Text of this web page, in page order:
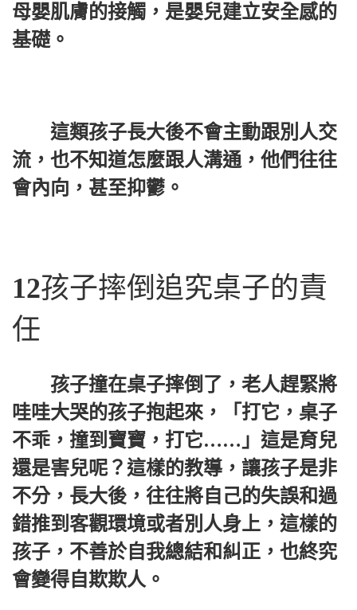
母嬰肌膚的接觸，是嬰兒建立安全感的
基礎。
這類孩子長大後不會主動跟別人交
流，也不知道怎麼跟人溝通，他們往往
會內向，甚至抑鬱。
12孩子摔倒追究桌子的責
任
孩子撞在桌子摔倒了，老人趕緊將
哇哇大哭的孩子抱起來，「打它，桌子
不乖，撞到寶寶，打它……」這是育兒
還是害兒呢？這樣的教導，讓孩子是非
不分，長大後，往往將自己的失誤和過
錯推到客觀環境或者別人身上，這樣的
孩子，不善於自我總結和糾正，也終究
會變得自欺欺人。